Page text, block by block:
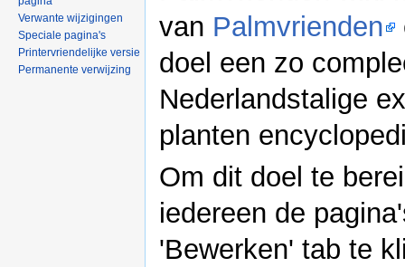
van Palmvrienden
doel een zo
Nederlandstalige
planten
Om dit doel te
iedereen de
'Bewerken' tab te
Verwante wijzigingen
Speciale pagina's
Printervriendelijke versie
Permanente verwijzing